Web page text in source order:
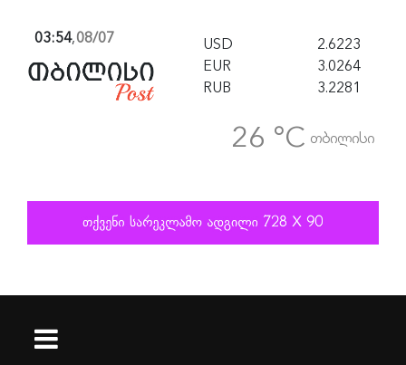
03:54,08/07 USD
2.6223
EUR
3.0264
RUB
3.2281
26 °C თბილისი